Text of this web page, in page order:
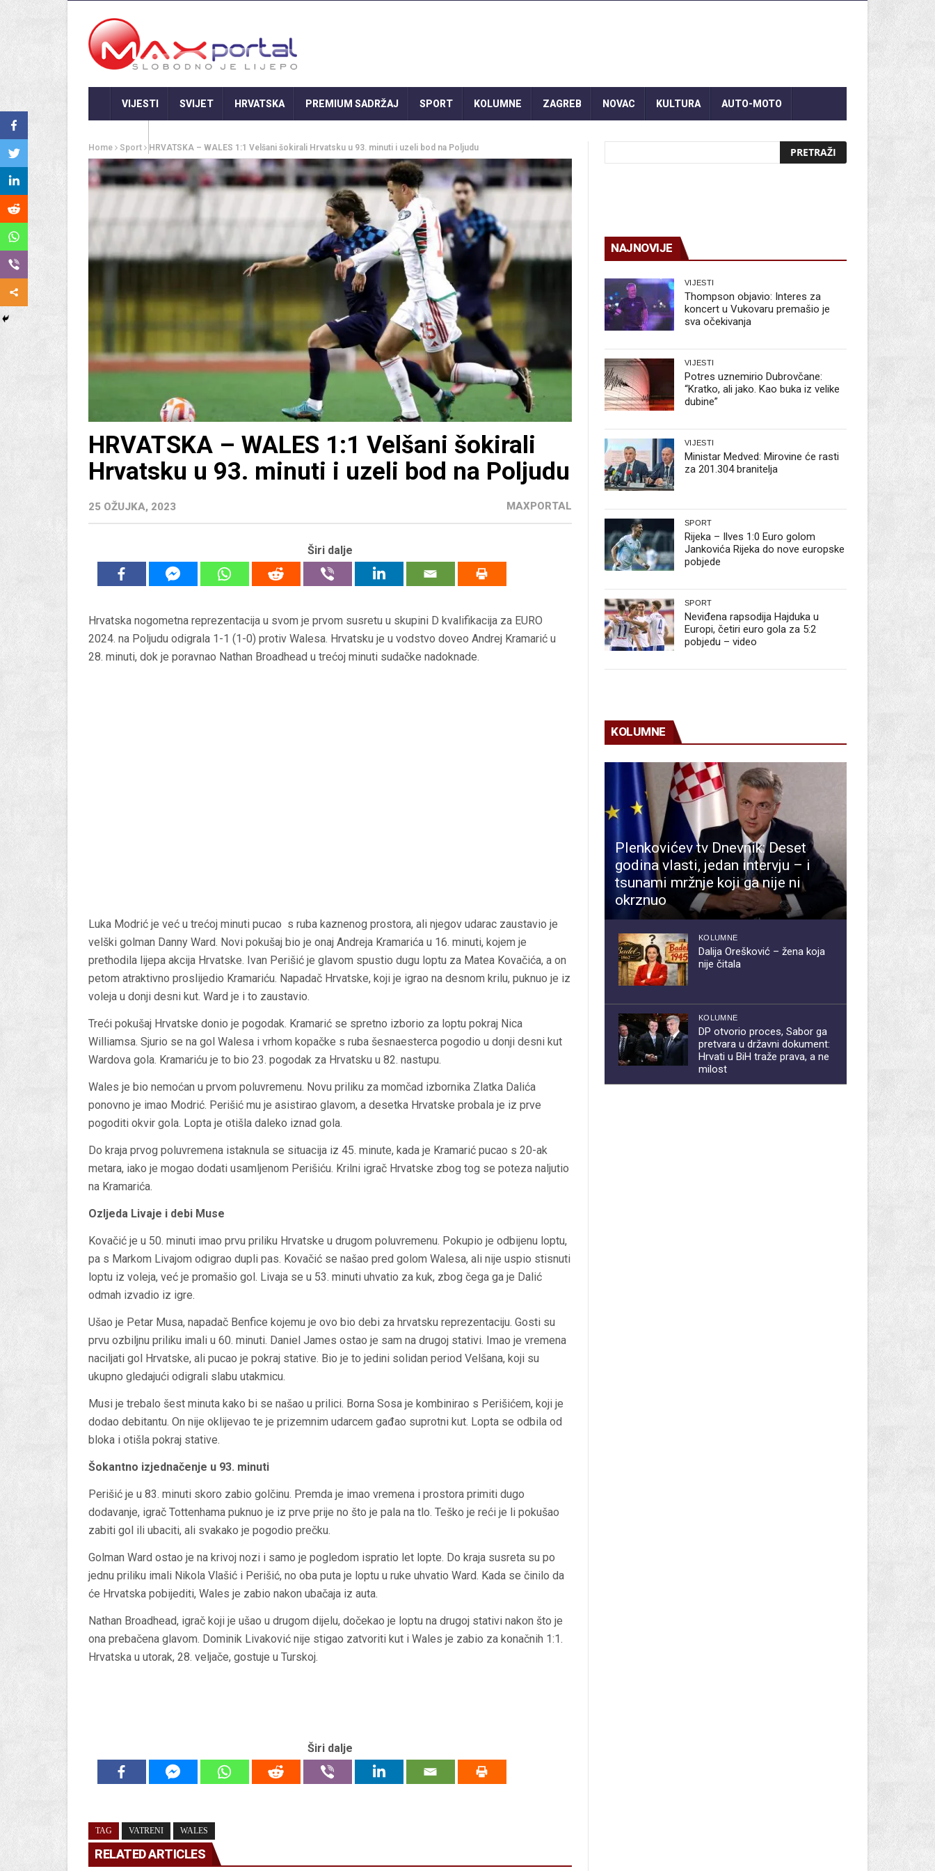
VIJESTI SVIJET HRVATSKA PREMIUM SADRŽAJ SPORT KOLUMNE ZAGREB NOVAC KULTURA AUTO-MOTO
Home Sport HRVATSKA – WALES 1:1 Velšani šokirali Hrvatsku u 93. minuti i uzeli bod na Poljudu
HRVATSKA – WALES 1:1 Velšani šokirali
Hrvatsku u 93. minuti i uzeli bod na Poljudu
25 OŽUJKA, 2023 MAXPORTAL
Širi dalje
Hrvatska nogometna reprezentacija u svom je prvom susretu u skupini D kvalifikacija za EURO
2024. na Poljudu odigrala 1-1 (1-0) protiv Walesa. Hrvatsku je u vodstvo doveo Andrej Kramarić u
28. minuti, dok je poravnao Nathan Broadhead u trećoj minuti sudačke nadoknade.
Luka Modrić je već u trećoj minuti pucao s ruba kaznenog prostora, ali njegov udarac zaustavio je
velški golman Danny Ward. Novi pokušaj bio je onaj Andreja Kramarića u 16. minuti, kojem je
prethodila lijepa akcija Hrvatske. Ivan Perišić je glavom spustio dugu loptu za Matea Kovačića, a on
petom atraktivno proslijedio Kramariću. Napadač Hrvatske, koji je igrao na desnom krilu, puknuo je iz
voleja u donji desni kut. Ward je i to zaustavio.
Treći pokušaj Hrvatske donio je pogodak. Kramarić se spretno izborio za loptu pokraj Nica
Williamsa. Sjurio se na gol Walesa i vrhom kopačke s ruba šesnaesterca pogodio u donji desni kut
Wardova gola. Kramariću je to bio 23. pogodak za Hrvatsku u 82. nastupu.
Wales je bio nemoćan u prvom poluvremenu. Novu priliku za momčad izbornika Zlatka Dalića
ponovno je imao Modrić. Perišić mu je asistirao glavom, a desetka Hrvatske probala je iz prve
pogoditi okvir gola. Lopta je otišla daleko iznad gola.
Do kraja prvog poluvremena istaknula se situacija iz 45. minute, kada je Kramarić pucao s 20-ak
metara, iako je mogao dodati usamljenom Perišiću. Krilni igrač Hrvatske zbog tog se poteza naljutio
na Kramarića.
Ozljeda Livaje i debi Muse
Kovačić je u 50. minuti imao prvu priliku Hrvatske u drugom poluvremenu. Pokupio je odbijenu loptu,
pa s Markom Livajom odigrao dupli pas. Kovačić se našao pred golom Walesa, ali nije uspio stisnuti
loptu iz voleja, već je promašio gol. Livaja se u 53. minuti uhvatio za kuk, zbog čega ga je Dalić
odmah izvadio iz igre.
Ušao je Petar Musa, napadač Benfice kojemu je ovo bio debi za hrvatsku reprezentaciju. Gosti su
prvu ozbiljnu priliku imali u 60. minuti. Daniel James ostao je sam na drugoj stativi. Imao je vremena
naciljati gol Hrvatske, ali pucao je pokraj stative. Bio je to jedini solidan period Velšana, koji su
ukupno gledajući odigrali slabu utakmicu.
Musi je trebalo šest minuta kako bi se našao u prilici. Borna Sosa je kombinirao s Perišićem, koji je
dodao debitantu. On nije oklijevao te je prizemnim udarcem gađao suprotni kut. Lopta se odbila od
bloka i otišla pokraj stative.
Šokantno izjednačenje u 93. minuti
Perišić je u 83. minuti skoro zabio golčinu. Premda je imao vremena i prostora primiti dugo
dodavanje, igrač Tottenhama puknuo je iz prve prije no što je pala na tlo. Teško je reći je li pokušao
zabiti gol ili ubaciti, ali svakako je pogodio prečku.
Golman Ward ostao je na krivoj nozi i samo je pogledom ispratio let lopte. Do kraja susreta su po
jednu priliku imali Nikola Vlašić i Perišić, no oba puta je loptu u ruke uhvatio Ward. Kada se činilo da
će Hrvatska pobijediti, Wales je zabio nakon ubačaja iz auta.
Nathan Broadhead, igrač koji je ušao u drugom dijelu, dočekao je loptu na drugoj stativi nakon što je
ona prebačena glavom. Dominik Livaković nije stigao zatvoriti kut i Wales je zabio za konačnih 1:1.
Hrvatska u utorak, 28. veljače, gostuje u Turskoj.
Širi dalje
TAG VATRENI WALES
RELATED ARTICLES
NAJNOVIJE
VIJESTI
Thompson objavio: Interes za
koncert u Vukovaru premašio je
sva očekivanja
VIJESTI
Potres uznemirio Dubrovčane:
“Kratko, ali jako. Kao buka iz velike
dubine”
VIJESTI
Ministar Medved: Mirovine će rasti
za 201.304 branitelja
SPORT
Rijeka – Ilves 1:0 Euro golom
Jankovića Rijeka do nove europske
pobjede
SPORT
Neviđena rapsodija Hajduka u
Europi, četiri euro gola za 5:2
pobjedu – video
KOLUMNE
Plenkovićev tv Dnevnik: Deset
godina vlasti, jedan intervju – i
tsunami mržnje koji ga nije ni
okrznuo
KOLUMNE
Dalija Orešković – žena koja
nije čitala
KOLUMNE
DP otvorio proces, Sabor ga
pretvara u državni dokument:
Hrvati u BiH traže prava, a ne
milost